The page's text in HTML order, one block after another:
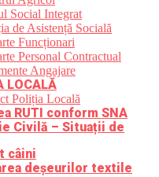
Social Integrat
de Asistență Socială
Funcționari
Personal Contractual
Angajare
LOCALĂ
Poliția Locală
RUTI conform SNA
Civilă – Situații de
câini
deșeurilor textile